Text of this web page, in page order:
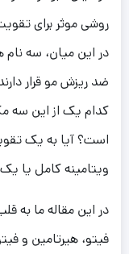
روشی موثر برای
در این میان، سه
ضد ریزش مو قرار
کدام یک از این سه
است؟ آیا به یک
ویتامینه کامل یا
در این مقاله ما به
فیتو، هیرتامین و
تومان 42,500,000 تومان